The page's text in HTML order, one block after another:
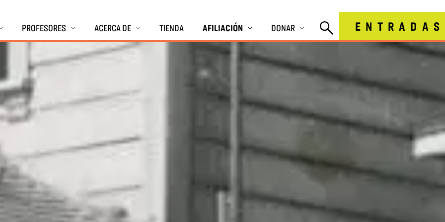
PROFESORES ACERCA DE TIENDA AFILIACIÓN DONAR ENTRADAS